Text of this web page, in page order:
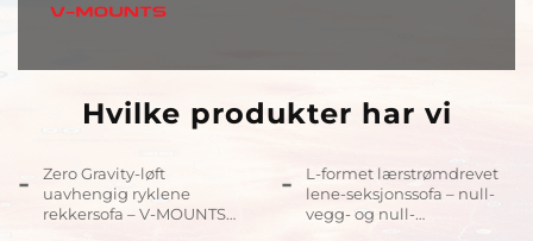
Hvilke produkter har vi
Zero Gravity-løft
uavhengig ryklene
rekkersofa – V-MOUNTS
L-formet lærstrømdrevet
lene-seksjonssofa – null-
vegg- og null-